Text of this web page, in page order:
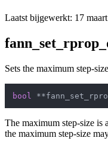
Laatst bijgewerkt: 17
Sets the maximum step-size
bool
The maximum step-size is
the maximum step-size